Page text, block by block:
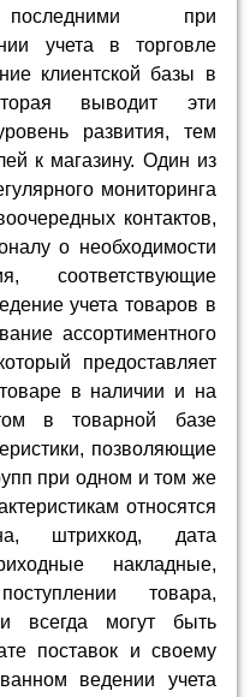
при
учета в торговле
клиентской базы в
выводит эти
развития, тем
к магазину. Один из
мониторинга
контактов,
о необходимости
соответствующие
учета товаров в
ассортиментного
предоставляет
в наличии и на
в товарной базе
позволяющие
при одном и том же
относятся
штрихкод, дата
накладные,
товара,
всегда могут быть
поставок и своему
ведении учета